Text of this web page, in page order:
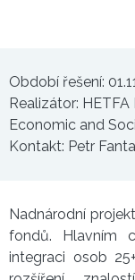
Období řešení:
Realizátor:
Economic and
Kontakt: Petr
Nadnárodní
fondů. Hlavním
integraci osob